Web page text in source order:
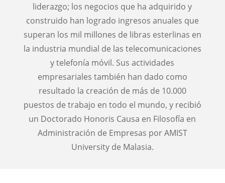
liderazgo; los negocios que ha adquirido y
construido han logrado ingresos anuales que
superan los mil millones de libras esterlinas en
la industria mundial de las telecomunicaciones
y telefonía móvil. Sus actividades
empresariales también han dado como
resultado la creación de más de 10.000
puestos de trabajo en todo el mundo, y recibió
un Doctorado Honoris Causa en Filosofía en
Administración de Empresas por AMIST
University de Malasia.